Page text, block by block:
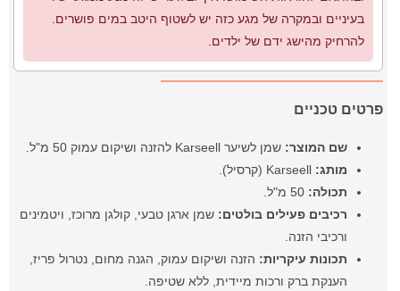
בעיניים ובמקרה של מגע כזה יש לשטוף היטב במים פושרים.
להרחיק מהישג ידם של ילדים.
פרטים טכניים
שם המוצר: שמן לשיער Karseell להזנה ושיקום עמוק 50 מ"ל.
מותג: Karseell (קרסיל).
תכולה: 50 מ"ל.
רכיבים פעילים בולטים: שמן ארגן טבעי, קולגן מרוכז, ויטמינים
ורכיבי הזנה.
תכונות עיקריות: הזנה ושיקום עמוק, הגנה מחום, נטרול פריז,
הענקת ברק ורכות מיידית, ללא שטיפה.